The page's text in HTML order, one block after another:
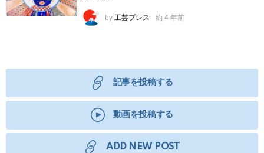
by 工芸プレス 約 4 年前
記事を投稿する
動画を投稿する
ADD NEW POST